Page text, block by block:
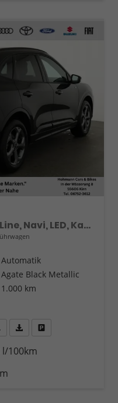
ST-Line 1.5 EcoBoost ST-Line, Navi, LED, Kamera, Winter, FS beheizbar
Automatik
Agate Black Metallic
1.000 km
Wir rufen Sie anFahrzeugexposé (PDF)
l/100km